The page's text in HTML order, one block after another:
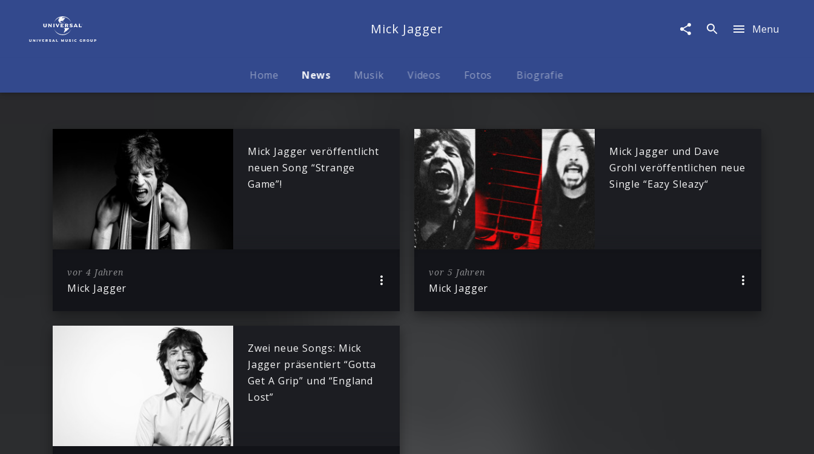
Mick Jagger Menu
Home News Musik Videos Fotos Biografie
Mick Jagger veröffentlicht
neuen Song “Strange
Game”!
vor 4 Jahren
Mick Jagger
Mick Jagger und Dave
Grohl veröffentlichen neue
Single “Eazy Sleazy“
vor 5 Jahren
Mick Jagger
Zwei neue Songs: Mick
Jagger präsentiert “Gotta
Get A Grip” und “England
Lost”